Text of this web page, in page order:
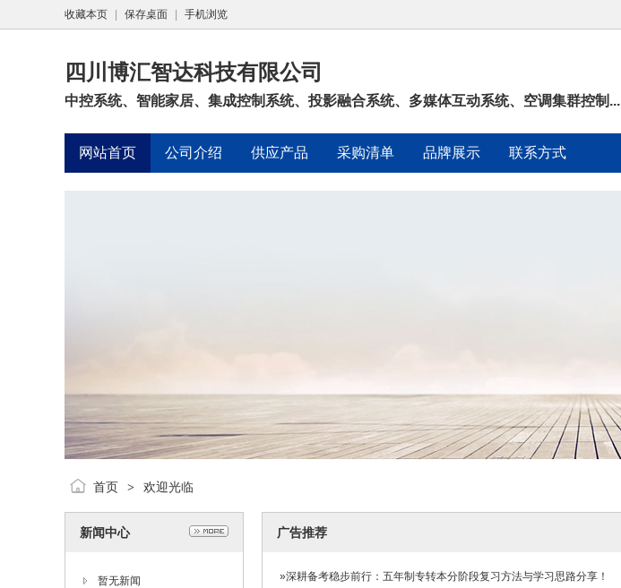
收藏本页 保存桌面 手机浏览
四川博汇智达科技有限公司
中控系统、智能家居、集成控制系统、投影融合系统、多媒体互动系统、空调集群控制...
网站首页 公司介绍 供应产品 采购清单 品牌展示 联系方式
首页 > 欢迎光临
新闻中心
暂无新闻
广告推荐
»深耕备考稳步前行：五年制专转本分阶段复习方法与学习思路分享！